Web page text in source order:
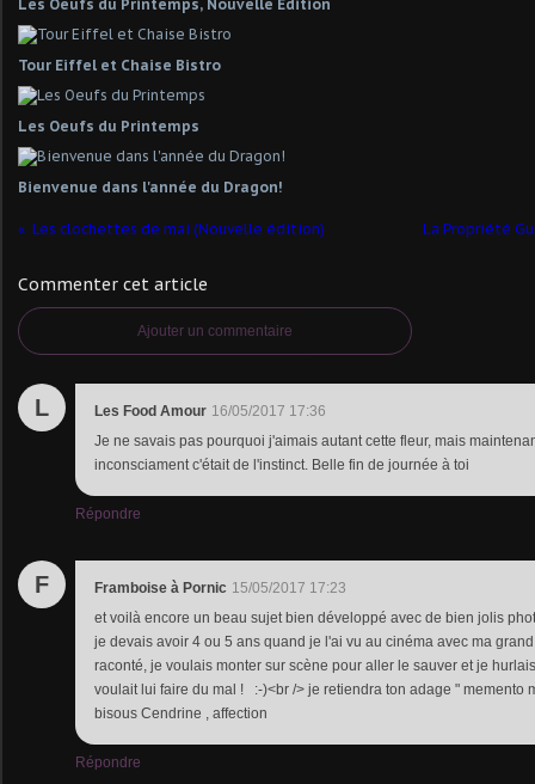
Les Oeufs du Printemps, Nouvelle Édition
Tour Eiffel et Chaise Bistro
Les Oeufs du Printemps
Bienvenue dans l'année du Dragon!
Les clochettes de mai (Nouvelle édition) La Propriété
Commenter cet article
Ajouter un commentaire
L Les Food Amour 16/05/2017 17:36
Je ne savais pas pourquoi j'aimais autant cette fleur, mais
inconsciament c'était de l'instinct. Belle fin de journée à toi
Répondre
F Framboise à Pornic 15/05/2017 17:23
et voilà encore un beau sujet bien développé avec de bien jolis
je devais avoir 4 ou 5 ans quand je l'ai vu au cinéma avec ma
raconté, je voulais monter sur scène pour aller le sauver et je
voulait lui faire du mal ! :-)<br /> je retiendra ton adage " memento
bisous Cendrine , affection
Répondre